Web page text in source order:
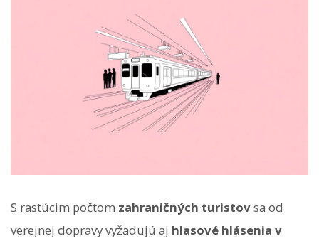
S rastúcim počtom zahraničných turistovsa od
verejnej dopravy vyžadujú aj hlasové hlásenia v